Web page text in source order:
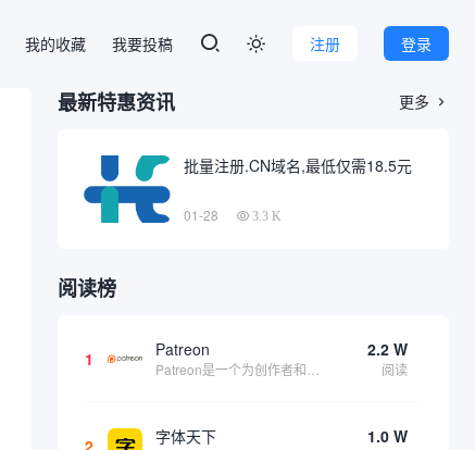
登录
注册

我的收藏 我要投稿
最新特惠资讯 更多 
批量注册.CN域名,最低仅需18.5元
01-28 3.3 K
阅读榜
1 Patreon 2.2 W
阅读
2 字体天下 1.0 W